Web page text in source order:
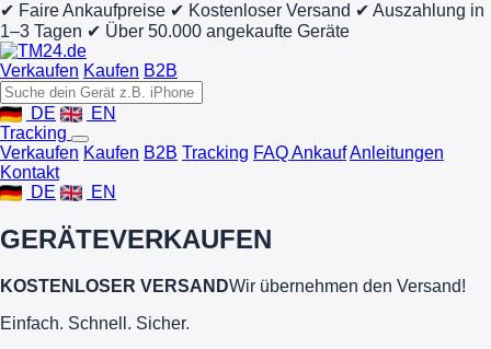
✔ Faire Ankaufpreise ✔ Kostenloser Versand ✔ Auszahlung in
1–3 Tagen ✔ Über 50.000 angekaufte Geräte
Verkaufen Kaufen B2B
DE
EN
Tracking
Verkaufen Kaufen B2B Tracking FAQ AnkaufAnleitungen
Kontakt
DE
EN
GERÄTEVERKAUFEN
KOSTENLOSER VERSANDWir übernehmen den Versand!
Einfach. Schnell. Sicher.